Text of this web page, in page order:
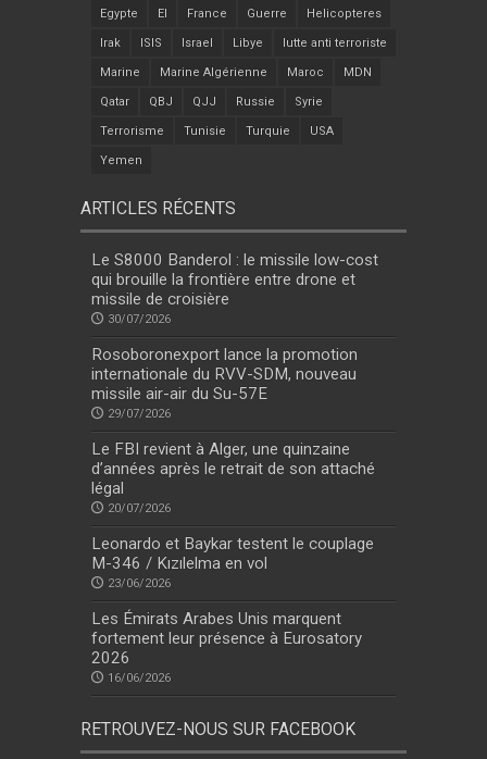
Egypte EI France Guerre Helicopteres
Irak ISIS Israel Libye lutte anti terroriste
Marine Marine Algérienne Maroc MDN
Qatar QBJ QJJ Russie Syrie
Terrorisme Tunisie Turquie USA
Yemen
ARTICLES RÉCENTS
Le S8000 Banderol : le missile low-cost
qui brouille la frontière entre drone et
missile de croisière
30/07/2026
Rosoboronexport lance la promotion
internationale du RVV-SDM, nouveau
missile air-air du Su-57E
29/07/2026
Le FBI revient à Alger, une quinzaine
d’années après le retrait de son attaché
légal
20/07/2026
Leonardo et Baykar testent le couplage
M-346 / Kızılelma en vol
23/06/2026
Les Émirats Arabes Unis marquent
fortement leur présence à Eurosatory
2026
16/06/2026
RETROUVEZ-NOUS SUR FACEBOOK